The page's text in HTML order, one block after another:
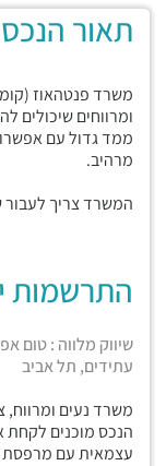
תאור הנכס
משרד פנטהאוז
ומרווחים שיכולים
ממד גדול עם
מרהיב.
המשרד צריך
התרשמות
שיווק מלווה : טום
עתידים, תל אביב
משרד נעים ומרווח,
הנכס מוכנים לקחת
עצמאית עם מרפסת